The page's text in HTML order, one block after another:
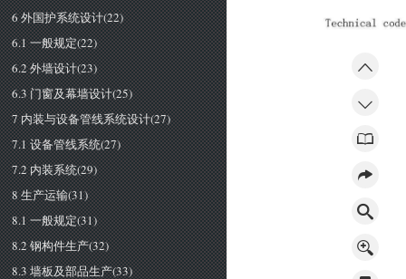
6 外国护系统设计(22)
6.1 一般规定(22)
6.2 外墙设计(23)
6.3 门窗及幕墙设计(25)
7 内装与设备管线系统设计(27)
7.1 设备管线系统(27)
7.2 内装系统(29)
8 生产运输(31)
8.1 一般规定(31)
8.2 钢构件生产(32)
8.3 墙板及部品生产(33)
Technical code